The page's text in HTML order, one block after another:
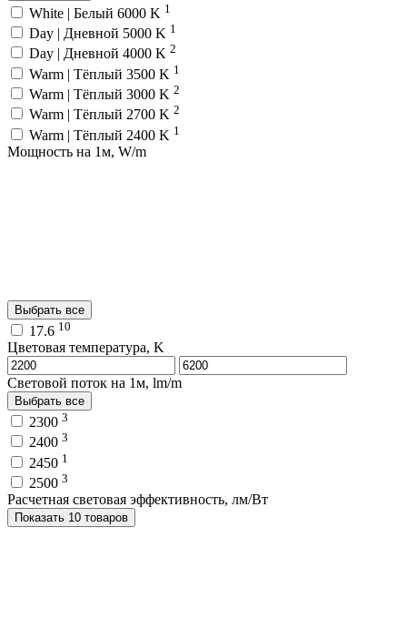
White | Белый 6000 K 1
Day | Дневной 5000 K 1
Day | Дневной 4000 K 2
Warm | Тёплый 3500 K 1
Warm | Тёплый 3000 K 2
Warm | Тёплый 2700 K 2
Warm | Тёплый 2400 K 1
Мощность на 1м, W/m
Выбрать все
17.6 10
Цветовая температура, K
Световой поток на 1м, lm/m
Выбрать все
2300 3
2400 3
2450 1
2500 3
Расчетная световая эффективность, лм/Вт
Показать 10 товаров